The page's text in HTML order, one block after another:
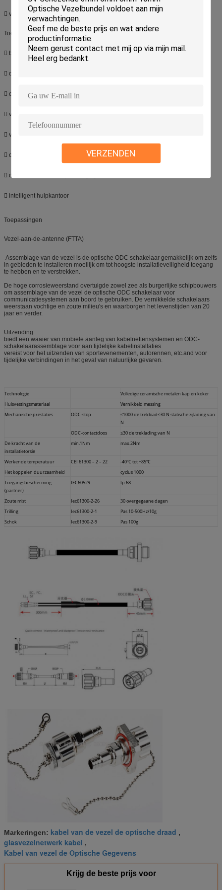
VERZENDEN
 verminder The Times van het verbinden.
Toepassing
 binnen en Openluchttoepassingen
 openlucht & Militaire communicatieapparatuurverbinding.
 olieveld, mijn communicatie verbinding.
 ver transmissie draadloos basisstation.
 videotoezichtsysteem
 optische vezelsensor.
 de controle van het spoorwegsignaal.
 intelligent hulpkantoor
Toepassingen
Vezel-aan-de-antenne (FTTA)
Assemblage van de vezel is de optische ODC schakelaar gemakkelijk om zelfs
in gebieden te installeren moeilijk om tot hoogste installatieveiligheid toegang
te hebben en te verstrekken.
De hoge corrosieweerstand overtuigde zowel zee als burgerlijke schipbouwers
om assemblage van de vezel de optische ODC schakelaar voor
communicatiesystemen aan boord te gebruiken. De vernikkelde schakelaars
weerstaan vochtige en zoute milieu's en waarborgen het levenstijden van 20
jaar en verder.
Uitzending
biedt een waaier van mobiele aanleg van kabelnettensystemen en ODC-
schakelaarassemblage voor aan tijdelijke kabelinstallaties
vereist voor het uitzenden van sportevenementen, autorennen, etc.and voor
tijdelijke verbindingen in het geval van natuurlijke gevaren.
Technologie
Volledige ceramische metalen kap en koker
Huisvestingsmateriaal
Vernikkeld messing
Mechanische prestaties
ODC-stop
≤1000 de trekload≤30 N statische zijlading van
N
ODC-contactdoos
≤30 de treklading van N
De kracht van de
installatietorsie
min.1Nm max.2Nm
Werkende temperatuur CEI 61300 – 2 – 22
-40℃ tot +85℃
Het koppelen duurzaamheid
cyclus 1000
Toegangsbescherming
(partner)
IEC60529 Ip 68
Zoute mist Iec61300-2-26
30 overgegaane dagen
Trilling
Iec61300-2-1
Pas 10-500Hz/10g
Schok
Iec61300-2-9 Pas 100g
Markeringen: kabel van de vezel de optische draad ,
glasvezelnetwerk kabel ,
Kabel van vezel de Optische Gegevens
Krijg de beste prijs voor